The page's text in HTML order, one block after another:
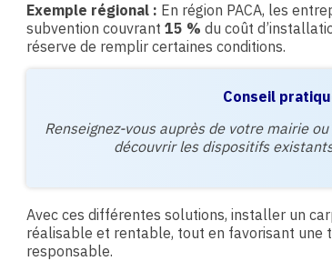
Exemple régional : En région PACA, les
subvention couvrant 15 % du coût
réserve de remplir certaines conditions.
Conseil
Renseignez-vous auprès de votre mairie
découvrir les dispositifs
Avec ces différentes solutions, installer un
réalisable et rentable, tout en favorisant une
responsable.